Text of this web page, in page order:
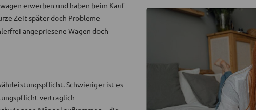
erwerben und haben beim Kauf
Zeit später doch Probleme
angepriesene Wagen doch
Schwieriger ist es
vertraglich